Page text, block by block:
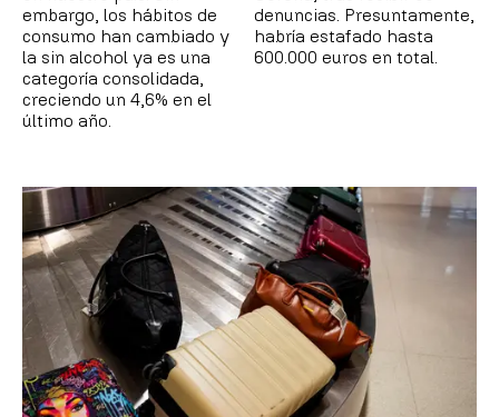
embargo, los hábitos de
consumo han cambiado y
la sin alcohol ya es una
categoría consolidada,
creciendo un 4,6% en el
último año.
denuncias. Presuntamente,
habría estafado hasta
600.000 euros en total.